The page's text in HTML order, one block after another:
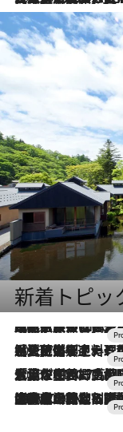
新着トピ
2026.7.31
【ホテル帰省】という選択肢をOMOが提案。家族とほどよい距離を保つには「昼は実家、夜は気兼ねなくホテルで！」
2026.7.24
【夏限定ディナーコース】旬を迎える稚鮎や花ズッキーニなどをイタリア・トスカーナの郷土料理の手法で満喫！
2026.7.17
「土佐和ハーブかき氷」がOMO7高知に登場！生姜、山椒、大葉など目にも舌にも涼を呼ぶ
2026.7.10
NEW OPEN！【界 草津】名湯の地に誕生。趣の異なる2種の温泉と上州ならではの会席・蕎麦割烹など美食を味わう究極の癒やし旅